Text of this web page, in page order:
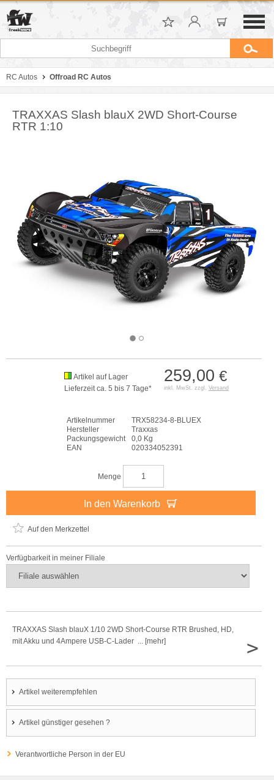
RC Autos Offroad RC Autos
TRAXXAS Slash blauX 2WD Short-Course
RTR 1:10
259,00 €
inkl. MwSt. zzgl. Versand
Artikel auf Lager
Lieferzeit ca. 5 bis 7 Tage*
Artikelnummer
TRX58234-8-BLUEX
Hersteller
Traxxas
Packungsgewicht
0,0 Kg
EAN
020334052391
Menge
In den Warenkorb
Auf den Merkzettel
Verfügbarkeit in meiner Filiale
TRAXXAS Slash blauX 1/10 2WD Short-Course RTR Brushed, HD,
mit Akku und 4Ampere USB-C-Lader ... [mehr]
>
Artikel weiterempfehlen
Artikel günstiger gesehen ?
Verantwortliche Person in der EU